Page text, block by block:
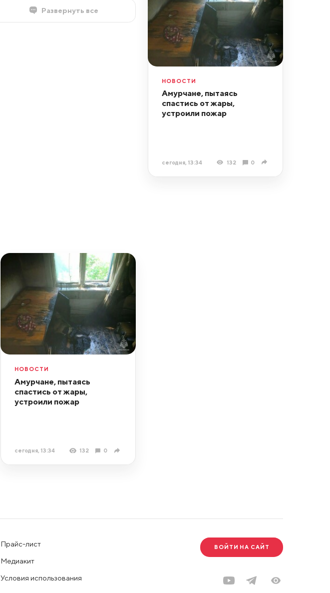
Развернуть все
НОВОСТИ
Амурчане, пытаясь
спастись от жары,
устроили пожар
сегодня, 13:34 132 0
НОВОСТИ
Амурчане, пытаясь
спастись от жары,
устроили пожар
сегодня, 13:34 132 0
Прайс-лист
Медиакит
Условия использования
ВОЙТИ НА САЙТ